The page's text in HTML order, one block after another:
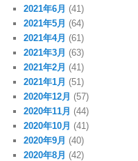
2021年6月 (41)
2021年5月 (64)
2021年4月 (61)
2021年3月 (63)
2021年2月 (41)
2021年1月 (51)
2020年12月 (57)
2020年11月 (44)
2020年10月 (41)
2020年9月 (40)
2020年8月 (42)